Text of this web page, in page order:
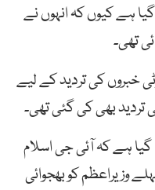
ہے کیوں کہ انہوں نے
تھی۔
خبروں کی تردید کے لیے
تردید بھی کی گئی تھی۔
ہے کہ آئی جی اسلام
وزیراعظم کو بھجوائی